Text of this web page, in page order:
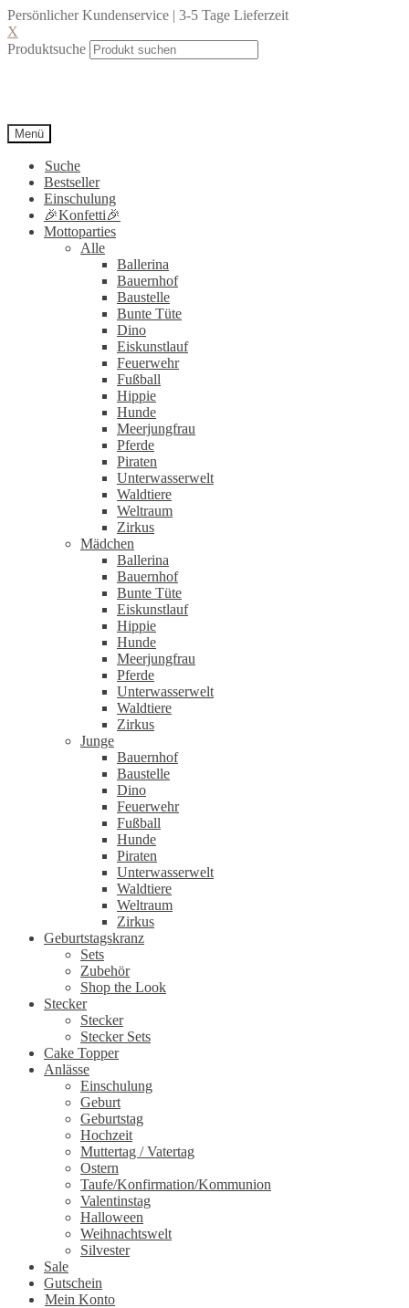
Persönlicher Kundenservice | 3-5 Tage Lieferzeit
X
Produktsuche
Menü
Suche
Bestseller
Einschulung
🎉Konfetti🎉
Mottoparties
Alle
Ballerina
Bauernhof
Baustelle
Bunte Tüte
Dino
Eiskunstlauf
Feuerwehr
Fußball
Hippie
Hunde
Meerjungfrau
Pferde
Piraten
Unterwasserwelt
Waldtiere
Weltraum
Zirkus
Mädchen
Ballerina
Bauernhof
Bunte Tüte
Eiskunstlauf
Hippie
Hunde
Meerjungfrau
Pferde
Unterwasserwelt
Waldtiere
Zirkus
Junge
Bauernhof
Baustelle
Dino
Feuerwehr
Fußball
Hunde
Piraten
Unterwasserwelt
Waldtiere
Weltraum
Zirkus
Geburtstagskranz
Sets
Zubehör
Shop the Look
Stecker
Stecker
Stecker Sets
Cake Topper
Anlässe
Einschulung
Geburt
Geburtstag
Hochzeit
Muttertag / Vatertag
Ostern
Taufe/Konfirmation/Kommunion
Valentinstag
Halloween
Weihnachtswelt
Silvester
Sale
Gutschein
Mein Konto